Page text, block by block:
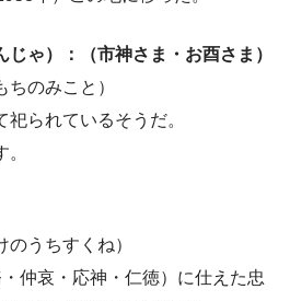
ゃ）：（市神さま・お酉さま）
のみこと）
られているそうだ。
。
うちすくね）
仲哀・応神・仁徳）に仕えた忠